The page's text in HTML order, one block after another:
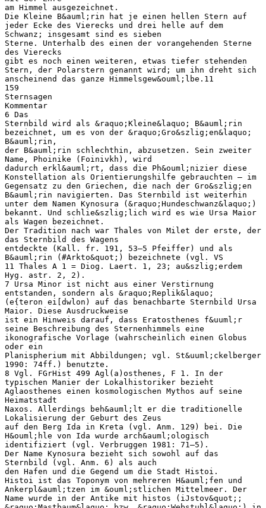
am Himmel ausgezeichnet.
Die Kleine B&auml;rin hat je einen hellen Stern auf
jeder Ecke des Vierecks und drei helle auf dem
Schwanz; insgesamt sind es sieben
Sterne. Unterhalb des einen der vorangehenden Sterne
des Vierecks
gibt es noch einen weiteren, etwas tiefer stehenden
Stern, der Polarstern genannt wird; um ihn dreht sich
anscheinend das ganze Himmelsgew&ouml;lbe.11
159
Sternsagen
Kommentar
6 Das
Sternbild wird als &raquo;Kleine&laquo; B&auml;rin
bezeichnet, um es von der &raquo;Gro&szlig;en&laquo;
B&auml;rin,
der B&auml;rin schlechthin, abzusetzen. Sein zweiter
Name, Phoinike (Foinivkh), wird
dadurch erkl&auml;rt, dass die Ph&ouml;nizier diese
Konstellation als Orientierungshilfe gebrauchten – im
Gegensatz zu den Griechen, die nach der Gro&szlig;en
B&auml;rin navigierten. Das Sternbild ist weiterhin
unter dem Namen Kynosura (&raquo;Hundeschwanz&laquo;)
bekannt. Und schlie&szlig;lich wird es wie Ursa Maior
als Wagen bezeichnet.
Der Tradition nach war Thales von Milet der erste, der
das Sternbild des Wagens
entdeckte (Kall. fr. 191, 53–5 Pfeiffer) und als
B&auml;rin (#Arkto&quot;) bezeichnete (vgl. VS
11 Thales A 1 = Diog. Laert. 1, 23; au&szlig;erdem
Hyg. astr. 2, 2).
7 Ursa Minor ist nicht aus einer Verstirnung
entstanden, sondern als &raquo;Replik&laquo;
(e{teron ei[dwlon) auf das benachbarte Sternbild Ursa
Maior. Diese Ausdruckweise
ist ein Hinweis darauf, dass Eratosthenes f&uuml;r
seine Beschreibung des Sternenhimmels eine
ikonografische Vorlage (wahrscheinlich einen Globus
oder ein
Planispherium mit Abbildungen; vgl. St&uuml;ckelberger
1990: 74ff.) benutzte.
8 Vgl. FGrHist 499 Agl(a)osthenes, F 1. In der
typischen Manier der Lokalhistoriker bezieht
Aglaosthenes einen kosmologischen Mythos auf seine
Heimatstadt
Naxos. Allerdings beh&auml;lt er die traditionelle
Lokalisierung der Geburt des Zeus
auf den Berg Ida in Kreta (vgl. Anm. 129) bei. Die
H&ouml;hle von Ida wurde arch&auml;ologisch
identifiziert (vgl. Verbruggen 1981: 71–5).
Der Name Kynosura bezieht sich sowohl auf das
Sternbild (vgl. Anm. 6) als auch
den Hafen und die Gegend um die Stadt Histoi.
Histoi ist das Toponym von mehreren H&auml;fen und
Ankerpl&auml;tzen im &ouml;stlichen Mittelmeer. Der
Name wurde in der Antike mit histos (iJstov&quot;;